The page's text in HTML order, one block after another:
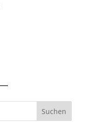
Suchen